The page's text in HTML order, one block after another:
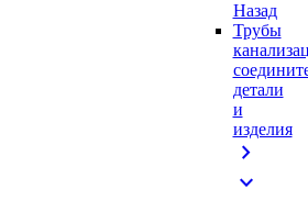
Назад
Трубы
детали
и
изделия
chevron_right
expand_more